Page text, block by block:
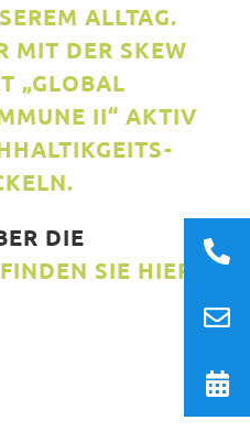
ALLTAG.
MIT DER SKEW
„GLOBAL
II“ AKTIV
DIE
FINDEN SIE HIER.